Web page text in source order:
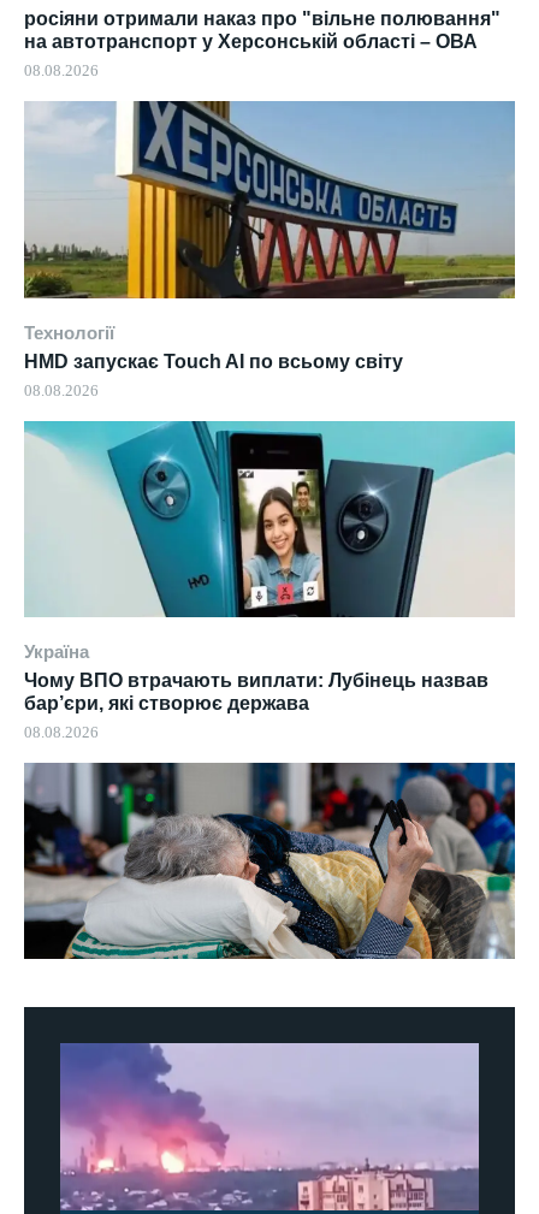
росіяни отримали наказ про "вільне полювання"
на автотранспорт у Херсонській області – ОВА
08.08.2026
Технології
HMD запускає Touch AI по всьому світу
08.08.2026
Україна
Чому ВПО втрачають виплати: Лубінець назвав
бар’єри, які створює держава
08.08.2026